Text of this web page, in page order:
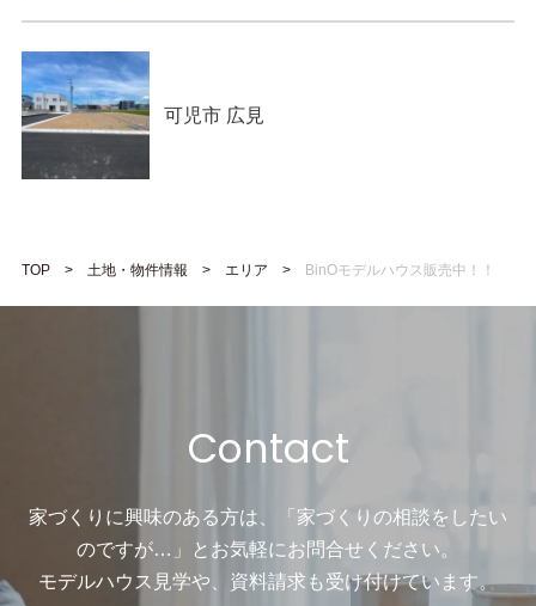
可児市 広見
TOP 土地・物件情報 エリア BinOモデルハウス販売中！！
Contact
家づくりに興味のある方は、「家づくりの相談をしたい
のですが…」と お気軽にお問合せください。
モデルハウス見学や、資料請求も受け付けています。